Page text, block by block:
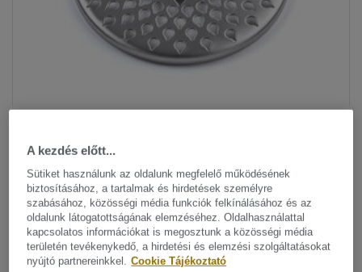
Minden dizájn megtekitése. (15)
Vizes helyiség rendszerek|All Accessories
A kezdés előtt...
Sütiket használunk az oldalunk megfelelő működésének
biztosításához, a tartalmak és hirdetések személyre
szabásához, közösségi média funkciók felkínálásához és az
oldalunk látogatottságának elemzéséhez. Oldalhasználattal
kapcsolatos információkat is megosztunk a közösségi média
területén tevékenykedő, a hirdetési és elemzési szolgáltatásokat
nyújtó partnereinkkel. Cookie Tájékoztató